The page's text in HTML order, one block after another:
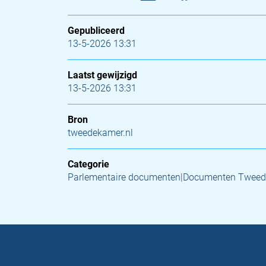
Gepubliceerd
13-5-2026 13:31
Laatst gewijzigd
13-5-2026 13:31
Bron
tweedekamer.nl
Categorie
Parlementaire documenten|Documenten